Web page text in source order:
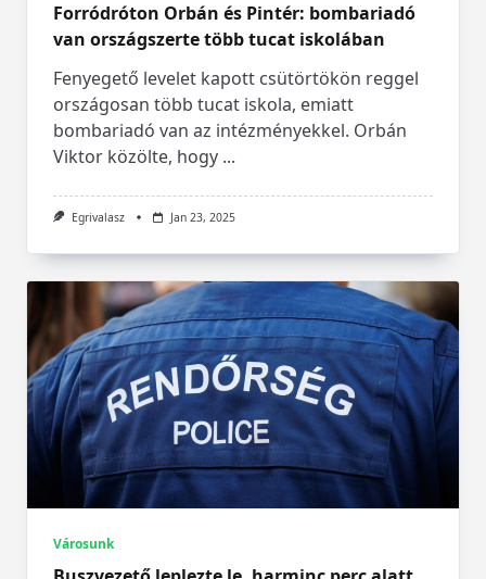
Forródróton Orbán és Pintér: bombariadó
van országszerte több tucat iskolában
Fenyegető levelet kapott csütörtökön reggel
országosan több tucat iskola, emiatt
bombariadó van az intézményekkel. Orbán
Viktor közölte, hogy ...
Egrivalasz Jan 23, 2025
Városunk